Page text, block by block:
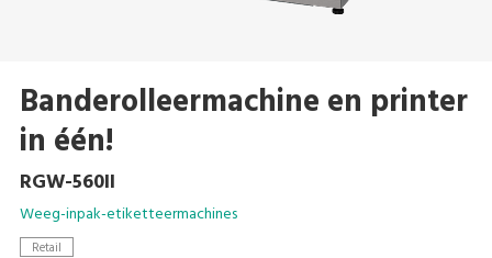
Banderolleermachine en printer
in één!
RGW-560II
Weeg-inpak-etiketteermachines
Retail